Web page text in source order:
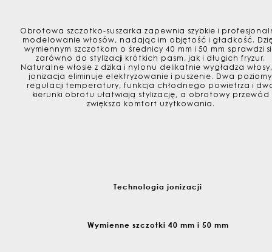
Obrotowa szczotko-suszarka zapewnia szybkie i
modelowanie włosów, nadając im objętość i gładkość.
wymiennym szczotkom o średnicy 40 mm i 50 mm sprawdzi
zarówno do stylizacji krótkich pasm, jak i długich fryzur.
Naturalne włosie z dzika i nylonu delikatnie wygładza
jonizacja eliminuje elektryzowanie i puszenie. Dwa poziomy
regulacji temperatury, funkcja chłodnego powietrza i
kierunki obrotu ułatwiają stylizację, a obrotowy przewód
zwiększa komfort użytkowania.
Technologia jonizacji
Wymienne szczotki 40 mm i 50 mm